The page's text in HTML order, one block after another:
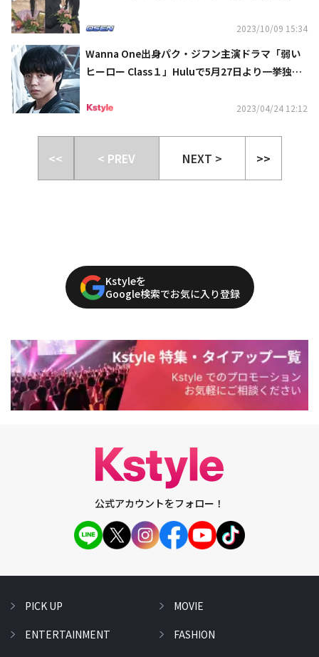
2023/10/09 15:34
Wanna One出身パク・ジフン主演ドラマ「弱い
ヒーロー Class１」Huluで5月27日より一挙独占
2023/04/24 12:12
<< < PREV NEXT > >>
Kstyleを
Google検索でお気に入り登録
公式アカウントをフォロー！
PICK UP
ENTERTAINMENT
MOVIE
FASHION